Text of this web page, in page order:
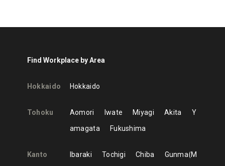
Find Workplace by Area
Hokkaido Hokkaido
Tohoku Aomori Iwate Miyagi Akita
Y
amagata
Fukushima
Kanto Ibaraki Tochigi Chiba Gunma M